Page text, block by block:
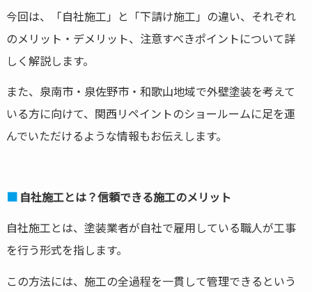
今回は、「自社施工」と「下請け施工」の違い、それぞれ
のメリット・デメリット、注意すべきポイントについて詳
しく解説します。
また、泉南市・泉佐野市・和歌山地域で外壁塗装を考えて
いる方に向けて、関西リペイントのショールームに足を運
んでいただけるような情報もお伝えします。
自社施工とは？信頼できる施工のメリット
自社施工とは、塗装業者が自社で雇用している職人が工事
を行う形式を指します。
この方法には、施工の全過程を一貫して管理できるという